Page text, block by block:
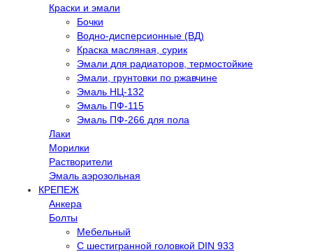
Краски и эмали
Бочки
Водно-дисперсионные (ВД)
Краска масляная, сурик
Эмали для радиаторов, термостойкие
Эмали, грунтовки по ржавчине
Эмаль НЦ-132
Эмаль ПФ-115
Эмаль ПФ-266 для пола
Лаки
Морилки
Растворители
Эмаль аэрозольная
КРЕПЕЖ
Анкера
Болты
Мебельный
С шестигранной головкой DIN 933